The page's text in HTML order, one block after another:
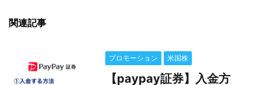
関連記事
プロモーション 米国株
【paypay証券】入金方